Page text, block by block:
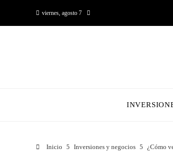
viernes, agosto 7
Inicio Inversiones y negocios ¿Cómo